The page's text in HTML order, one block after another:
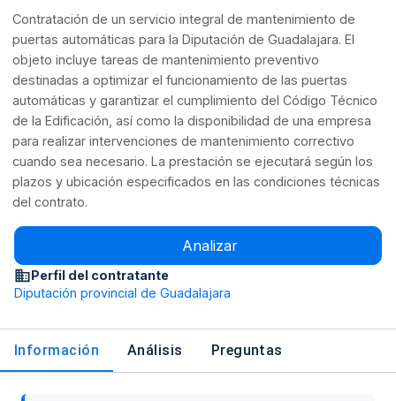
Contratación de un servicio integral de mantenimiento de
puertas automáticas para la Diputación de Guadalajara. El
objeto incluye tareas de mantenimiento preventivo
destinadas a optimizar el funcionamiento de las puertas
automáticas y garantizar el cumplimiento del Código Técnico
de la Edificación, así como la disponibilidad de una empresa
para realizar intervenciones de mantenimiento correctivo
cuando sea necesario. La prestación se ejecutará según los
plazos y ubicación especificados en las condiciones técnicas
del contrato.
Analizar
Perfil del contratante
Diputación provincial de Guadalajara
Información Análisis Preguntas